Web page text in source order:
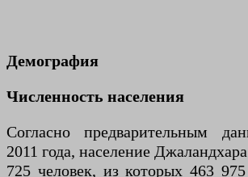
Демография
Численность населения
Согласно предварительным
2011 года, население
725 человек, из которых 463